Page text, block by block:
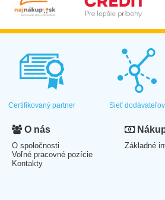
Certifikovaný partner Sieť dodávateľov
O nás
O spoločnosti
Voľné pracovné pozície
Kontakty
Základné